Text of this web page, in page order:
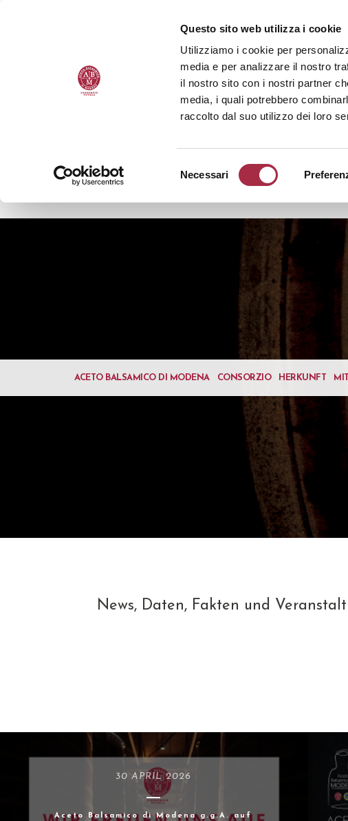
Questo sito web utilizza i cookie
Utilizziamo i cookie per
media e per analizzare il nostro
il nostro sito con i nostri partner
media, i quali potrebbero
raccolto dal suo utilizzo dei loro
Necessari
ACETO BALSAMICO DI MODENA CONSORZIO HERKUNFT
News, Daten, Fakten und
30 APRIL 2026
Aceto Balsamico di Modena g.g.A. auf